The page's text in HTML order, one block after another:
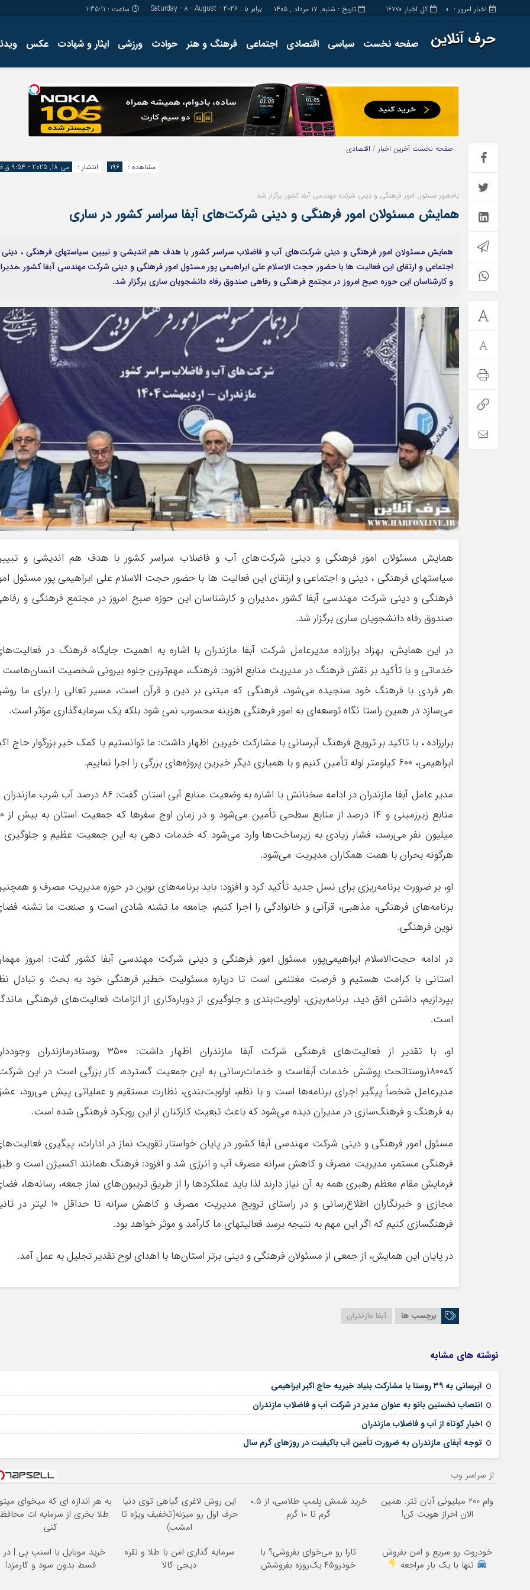
کل اخبار 16770 اخبار امروز : 0 تاریخ : شنبه, ۱۷ مرداد , ۱۴۰۵ برابر با : Saturday - 8 - August - 2026 ساعت : 1:35:12
حرف آنلاین صفحه نخست سیاسی اقتصادی اجتماعی فرهنگ و هنر حوادث ورزشی ایثار و شهادت عکس
کارگاه
تولید
مجله ای
صفحه نخست آخرین اخبار / اقتصادی
انتشار :
می 18, 2025 - 9:54 ق.ظ مشاهده : 196
باحضور مسئول امور فرهنگی و دینی شرکت مهندسی آبفا کشور برگزار شد:
همایش مسئولان امور فرهنگی و دینی شرکت‌های آبفا سراسر کشور در ساری
همایش مسئولان امور فرهنگی و دینی شرکت‌های آب و فاضلاب سراسر کشور با هدف هم اندیشی و تبیین سیاستهای فرهنگی ،
اجتماعی و ارتقای این فعالیت ها با حضور حجت الاسلام علی ابراهیمی پور مسئول امور فرهنگی و دینی شرکت مهندسی آبفا کشور
و کارشناسان این حوزه صبح امروز در مجتمع فرهنگی و رفاهی صندوق رفاه دانشجویان ساری برگزار شد.
همایش مسئولان امور فرهنگی و دینی شرکت‌های آب و فاضلاب سراسر کشور با هدف هم اندیشی و
سیاستهای فرهنگی ، دینی و اجتماعی و ارتقای این فعالیت ها با حضور حجت الاسلام علی ابراهیمی پور مسئول
فرهنگی و دینی شرکت مهندسی آبفا کشور ،مدیران و کارشناسان این حوزه صبح امروز در مجتمع فرهنگی و
صندوق رفاه دانشجویان ساری برگزار شد.
در این همایش، بهزاد برارزاده مدیرعامل شرکت آبفا مازندران با اشاره به اهمیت جایگاه فرهنگ در
خدماتی و با تأکید بر نقش فرهنگ در مدیریت منابع افزود: فرهنگ، مهم‌ترین جلوه بیرونی شخصیت انسان‌هاست
هر فردی با فرهنگ خود سنجیده می‌شود، فرهنگی که مبتنی بر دین و قرآن است، مسیر تعالی را برای ما
می‌سازد در همین راستا نگاه توسعه‌ای به امور فرهنگی هزینه محسوب نمی شود بلکه یک سرمایه‌گذاری مؤثر است.
برارزاده ، با تاکید بر ترویج فرهنگ آبرسانی با مشارکت خیرین اظهار داشت: ما توانستیم با کمک خیر بزرگوار حاج
ابراهیمی، ۶۰۰ کیلومتر لوله تأمین کنیم و با همیاری دیگر خیرین پروژه‌های بزرگی را اجرا نماییم.
مدیر عامل آبفا مازندران در ادامه سخنانش با اشاره به وضعیت منابع آبی استان گفت: ۸۶ درصد آب شرب
منابع زیرزمینی و ۱۴
میلیون نفر می‌رسد، فشار زیادی به زیرساخت‌ها وارد می‌شود که خدمات دهی به این جمعیت عظیم و جلوگیری
هرگونه بحران با همت همکاران مدیریت می‌شود.
او، بر ضرورت برنامه‌ریزی برای نسل جدید تأکید کرد و افزود: باید برنامه‌های نوین در حوزه مدیریت مصرف و
برنامه‌های فرهنگی، مذهبی، قرآنی و خانوادگی را اجرا کنیم، جامعه ما تشنه شادی است و صنعت ما تشنه
نوین فرهنگی.
در ادامه حجت‌الاسلام ابراهیمی‌پور، مسئول امور فرهنگی و دینی شرکت مهندسی آبفا کشور گفت: امروز
استانی با کرامت هستیم و فرصت مغتنمی است تا درباره مسئولیت خطیر فرهنگی خود به بحث و تبادل
بپردازیم، داشتن افق دید، برنامه‌ریزی، اولویت‌بندی و جلوگیری از دوباره‌کاری از الزامات فعالیت‌های فرهنگی
است.
او، با تقدیر از فعالیت‌های فرهنگی شرکت آبفا مازندران اظهار داشت: ۳۵۰۰ روستادرمازندران
که۱۸۰۰روستاتحت پوشش خدمات آبفاست و خدمات‌رسانی به این جمعیت گسترده، کار بزرگی است در این
مدیرعامل شخصاً پیگیر اجرای برنامه‌ها است و با نظم، اولویت‌بندی، نظارت مستقیم و عملیاتی پیش می‌رود،
به فرهنگ و فرهنگ‌سازی در مدیران دیده می‌شود که باعث تبعیت کارکنان از این رویکرد فرهنگی شده است.
مسئول امور فرهنگی و دینی شرکت مهندسی آبفا کشور در پایان خواستار تقویت نماز در ادارات، پیگیری
فرهنگی مستمر، مدیریت مصرف و کاهش سرانه مصرف آب و انرژی شد و افزود: فرهنگ همانند اکسیژن است و
فرمایش مقام معظم رهبری همه به آن نیاز دارند لذا باید عملکردها را از طریق تریبون‌های نماز جمعه، رسانه‌ها،
مجازی و خبرنگاران اطلاع‌رسانی و در راستای ترویج مدیریت مصرف و کاهش سرانه تا حداقل
فرهنگسازی کنیم که اگر این مهم به نتیجه برسد فعالیتهای ما کارآمد و موثر خواهد بود.
در پایان این همایش، از جمعی از مسئولان فرهنگی و دینی برتر استان‌ها با اهدای لوح تقدیر تجلیل به عمل آمد.
برچسب ها آبفا مازندران
نوشته های مشابه
آبرسانی به ۳۹ روستا با مشارکت بنیاد خیریه حاج اکبر ابراهیمی
انتصاب نخستین بانو به عنوان مدیر در شرکت آب و فاضلاب مازندران
اخبار کوتاه از آب و فاضلاب مازندران
توجه آبفای مازندران به ضرورت تأمین آب باکیفیت در روزهای گرم سال
از سراسر وب
وام 200 میلیونی آبان تتر. همین
الان احراز هویت کن!
خرید شمش پلمپ طلاسی، از ۰.۵
گرم تا ۱۰ گرم
این روش لاغری گیاهی توی دنیا
حرف اول رو میزنه(تخفیف ویژه تا
امشب)
به هر اندازه ای که میخوای
طلا بخری از سرمایه ات
کنی
خودروت رو سریع و امن بفروش
تنها با یک بار مراجعه
تارا رو می‌خوای بفروشی؟ با
خودرو۴۵ یک‌روزه بفروشش
سرمایه گذاری امن با طلا و نقره
دیجی کالا
قسط بدون سود و کارمزد!